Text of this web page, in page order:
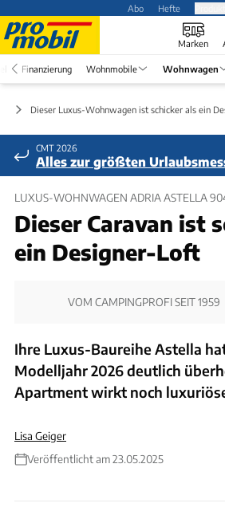
Abo Hefte
Marken
Finanzierung Wohnmobile Wohnwagen
Dieser Luxus-Wohnwagen ist schicker als ein
CMT 2026
Alles zur größten
LUXUS-WOHNWAGEN ADRIA ASTELLA
Dieser Caravan ist
ein Designer-Loft
VOM CAMPINGPROFI SEIT 1959
Ihre Luxus-Baureihe Astella
Modelljahr 2026 deutlich
Apartment wirkt noch
Lisa Geiger
Veröffentlicht am 23.05.2025